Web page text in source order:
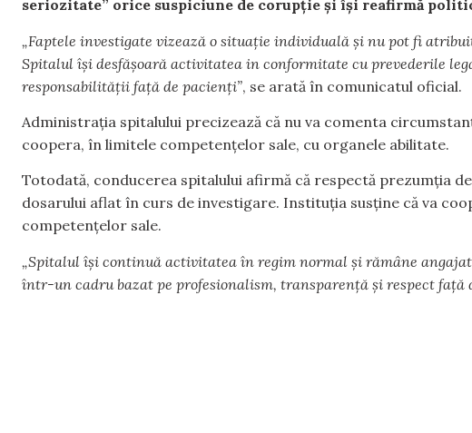
seriozitate” orice suspiciune de corupție și își reafirmă
„Faptele investigate vizează o situație individuală și nu pot fi
Spitalul își desfășoară activitatea in conformitate cu prevederile
responsabilității față de pacienți”, se arată în comunicatul oficial.
Administrația spitalului precizează că nu va comenta
coopera, în limitele competențelor sale, cu organele abilitate.
Totodată, conducerea spitalului afirmă că respectă prezumția
dosarului aflat în curs de investigare. Instituția susține că va
competențelor sale.
„Spitalul își continuă activitatea în regim normal și rămâne
într-un cadru bazat pe profesionalism, transparență și respect față